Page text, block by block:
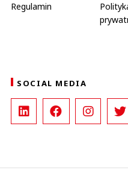
Regulamin
SOCIAL MEDIA